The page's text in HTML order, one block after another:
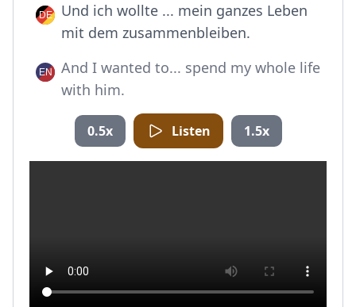
Und ich wollte ... mein ganzes Leben
mit dem zusammenbleiben.
And I wanted to... spend my whole life
with him.
0.5x Listen 1.5x